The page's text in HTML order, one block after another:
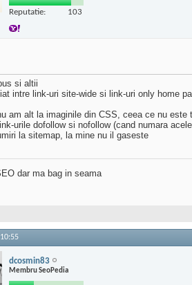
Reputatie: 103
si altii
intre link-uri site-wide si link-uri only home
am alt la imaginile din CSS, ceea ce nu este
urile dofollow si nofollow (cand numara
la sitemap, la mine nu il gaseste
dar ma bag in seama
10:55
dcosmin83
Membru SeoPedia